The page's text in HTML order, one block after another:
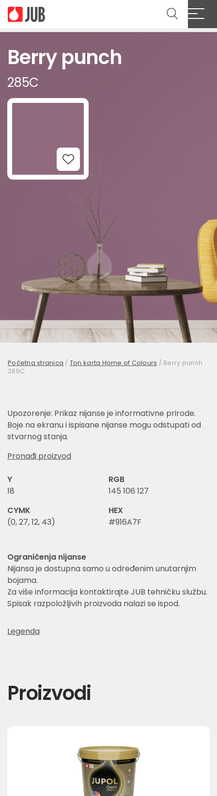
Berry punch
285C
Add to Wishlist
Početna stranica / Ton karta Home of Colours / Berry punch
285C
Upozorenje: Prikaz nijanse je informativne prirode.
Boje na ekranu i ispisane nijanse mogu odstupati od
stvarnog stanja.
Pronađi proizvod
Y
18
RGB
145 106 127
CYMK
(0, 27, 12, 43)
HEX
#916A7F
Ograničenja nijanse
Nijansa je dostupna samo u određenim unutarnjim
bojama.
Za više informacija kontaktirajte JUB tehničku službu.
Spisak razpoložljivih proizvoda nalazi se ispod.
Legenda
Proizvodi